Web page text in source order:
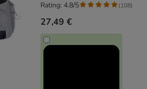
27,49 €
Rating: 4.8/5 (108)